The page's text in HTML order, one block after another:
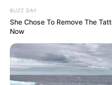
BUZZ DAY
She Chose To Remove The
Now